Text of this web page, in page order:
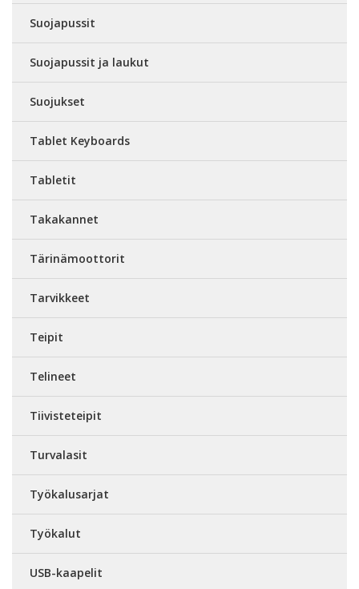
Suojapussit
Suojapussit ja laukut
Suojukset
Tablet Keyboards
Tabletit
Takakannet
Tärinämoottorit
Tarvikkeet
Teipit
Telineet
Tiivisteteipit
Turvalasit
Työkalusarjat
Työkalut
USB-kaapelit